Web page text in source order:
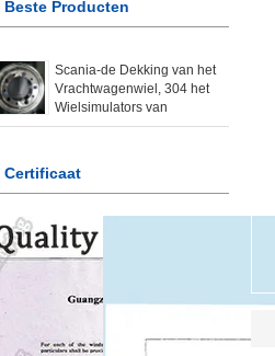
Beste Producten
Scania-de Dekking van het
Vrachtwagenwiel, 304 het
Wielsimulators van
Roestvrij staalbus 22.5
Certificaat